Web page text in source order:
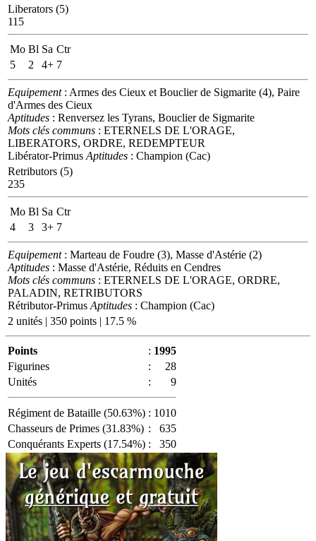
Liberators (5)
115
Mo Bl Sa Ctr
5
2 4+ 7
Equipement: Armes des Cieux et Bouclier de Sigmarite (4), Paire
d'Armes des Cieux
Aptitudes : Renversez les Tyrans, Bouclier de Sigmarite
Mots clés communs : ETERNELS DE L'ORAGE,
LIBERATORS, ORDRE, REDEMPTEUR
Libérator-Primus Aptitudes : Champion (Cac)
Retributors (5)
235
Mo Bl Sa Ctr
4
3 3+ 7
Equipement: Marteau de Foudre (3), Masse d'Astérie (2)
Aptitudes : Masse d'Astérie, Réduits en Cendres
Mots clés communs : ETERNELS DE L'ORAGE, ORDRE,
PALADIN, RETRIBUTORS
Rétributor-Primus Aptitudes : Champion (Cac)
2 unités | 350 points | 17.5 %
Points : 1995
Figurines
:
28
Unités
: 9
Régiment de Bataille (50.63%) : 1010
Chasseurs de Primes (31.83%) :
635
Conquérants Experts (17.54%) : 350